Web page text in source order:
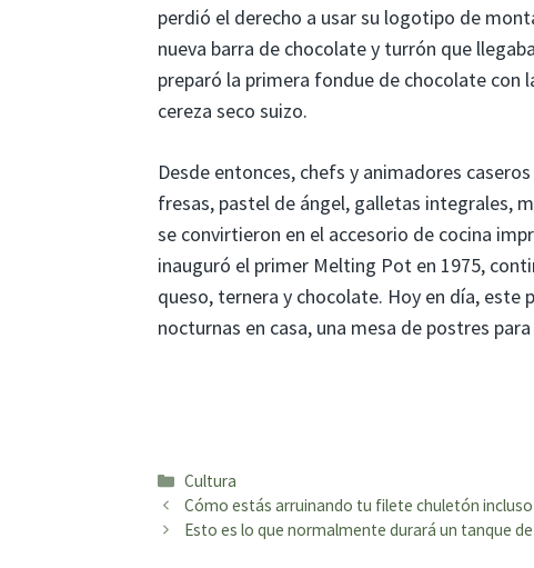
perdió el derecho a usar su logotipo de
nueva barra de chocolate y turrón que
preparó la primera fondue de chocolate con
cereza seco suizo.
Desde entonces, chefs y animadores
fresas, pastel de ángel, galletas integrales,
se convirtieron en el accesorio de cocina
inauguró el primer Melting Pot en 1975,
queso, ternera y chocolate. Hoy en día, este
nocturnas en casa, una mesa de postres
Categorías
Cultura
Cómo estás arruinando tu filete chuletón
Esto es lo que normalmente durará un tanque